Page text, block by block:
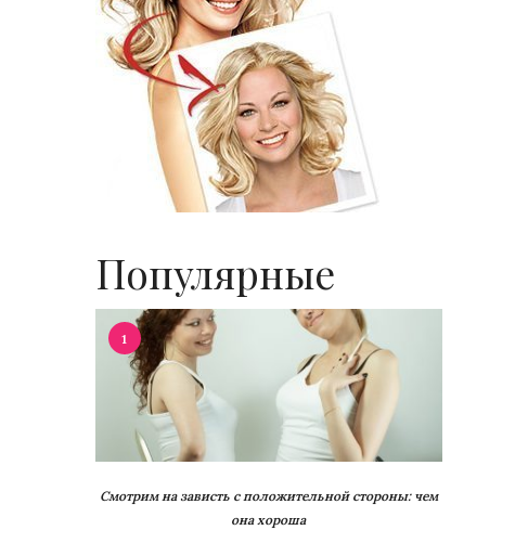
Популярные
1
Смотрим на зависть с положительной стороны: чем
она хороша